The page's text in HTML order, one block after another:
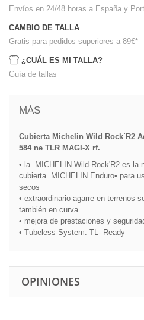
Envíos en 24/48 horas a España y
CAMBIO DE TALLA
Gratis para pedidos superiores a 89€*
¿CUÁL ES MI TALLA?
Guía de tallas
MÁS
Cubierta Michelin Wild Rock`R2
584 ne TLR MAGI-X rf.
• la
MICHELIN Wild-Rock'R2 es la
cubierta
MICHELIN Enduro• para
secos
• extraordinario agarre en terrenos
también en curva
• mejora de prestaciones y
• Tubeless-System: TL- Ready
OPINIONES